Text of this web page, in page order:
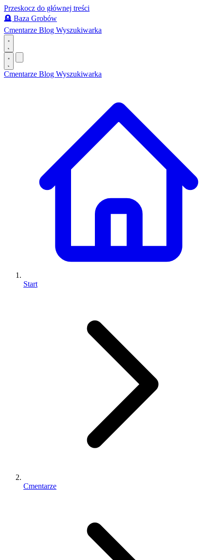
Przeskocz do głównej treści
🪦 Baza Grobów
Cmentarze Blog Wyszukiwarka
Cmentarze Blog Wyszukiwarka
Start
Cmentarze